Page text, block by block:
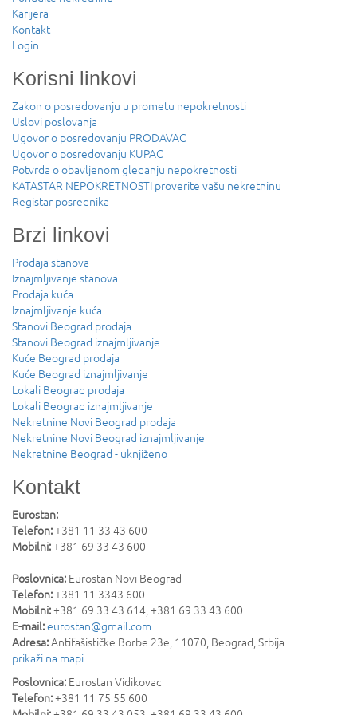
Karijera
Kontakt
Login
Korisni linkovi
Zakon o posredovanju u prometu nepokretnosti
Uslovi poslovanja
Ugovor o posredovanju PRODAVAC
Ugovor o posredovanju KUPAC
Potvrda o obavljenom gledanju nepokretnosti
KATASTAR NEPOKRETNOSTI proverite vašu nekretninu
Registar posrednika
Brzi linkovi
Prodaja stanova
Iznajmljivanje stanova
Prodaja kuća
Iznajmljivanje kuća
Stanovi Beograd prodaja
Stanovi Beograd iznajmljivanje
Kuće Beograd prodaja
Kuće Beograd iznajmljivanje
Lokali Beograd prodaja
Lokali Beograd iznajmljivanje
Nekretnine Novi Beograd prodaja
Nekretnine Novi Beograd iznajmljivanje
Nekretnine Beograd - uknjiženo
Kontakt
Eurostan:
Telefon:+381 11 33 43 600
Mobilni:+381 69 33 43 600
Poslovnica: Eurostan Novi Beograd
Telefon:+381 11 3343 600
Mobilni:+381 69 33 43 614, +381 69 33 43 600
E-mail:eurostan@gmail.com
Adresa:Antifašističke Borbe 23e, 11070, Beograd,Srbija
prikaži na mapi
Poslovnica: Eurostan Vidikovac
Telefon:+381 11 75 55 600